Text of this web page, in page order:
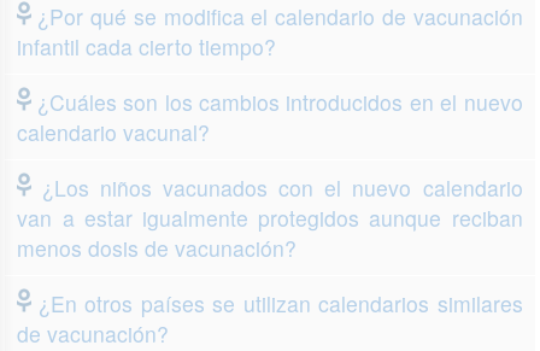
¿Por qué se modifica el calendario de vacunación
infantil cada cierto tiempo?
¿Cuáles son los cambios introducidos en el nuevo
calendario vacunal?
¿Los niños vacunados con el nuevo calendario
van a estar igualmente protegidos aunque reciban
menos dosis de vacunación?
¿En otros países se utilizan calendarios similares
de vacunación?